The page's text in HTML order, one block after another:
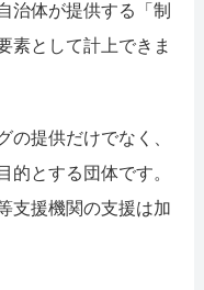
治体が提供する「制
素として計上できま
の提供だけでなく、
的とする団体です。
支援機関の支援は加